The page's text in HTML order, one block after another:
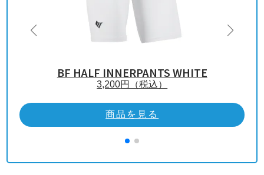
BF HALF INNERPANTS WHITE
3,200円（税込）
商品を見る